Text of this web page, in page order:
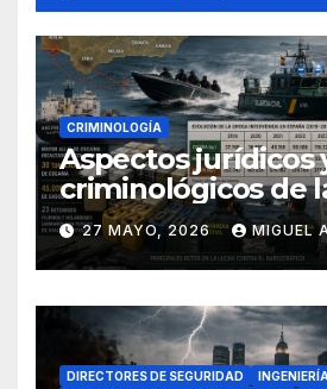
CRIMINOLOGÍA
Aspectos jurídicos
criminológicos de
lucha contra el
en el sur de
27 MAYO, 2026 MIGUEL
DIRECTORES DE SEGURIDAD